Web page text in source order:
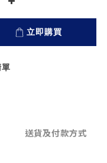
立即購買
送貨及付款方式